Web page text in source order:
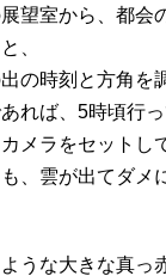
望室から、都会
、
の時刻と方角を
れば、5時頃行
メラをセットし
、雲が出てダメ
うな大きな真っ